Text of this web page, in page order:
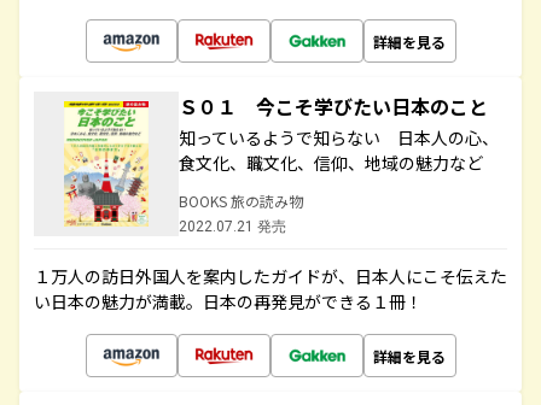
詳細を見る
Ｓ０１ 今こそ学びたい日本のこと
知っているようで知らない 日本人の心、
食文化、職文化、信仰、地域の魅力など
BOOKS 旅の読み物
2022.07.21 発売
１万人の訪日外国人を案内したガイドが、日本人にこそ伝えた
い日本の魅力が満載。日本の再発見ができる１冊！
詳細を見る